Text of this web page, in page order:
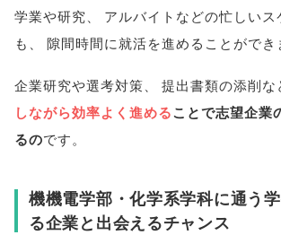
学業や研究、
アルバイトなどの忙しい
も 、 隙間時間に就活を進めることができ
企業研究や選考対策、 提出書類の添削な
しながら効率よく進めることで志望企業
るのです。
機機電学部・化学系学科に通う
る企業と出会えるチャンス